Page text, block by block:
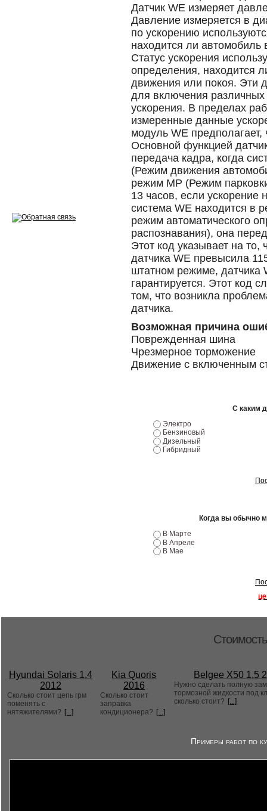
Датчик WE измеряет
Давление измеряется в
по ускорению
находится ли автомобиль
Статус ускорения
определения, находится
движения или покоя. Эти
для включения
ускорения. В пределах
измеренные данные
модуль WE
Основной функцией
передача кадра, когда
(Режим движения
режим MP (Режим
13 часов, если ускорение
система WE находится в
режим автоматического
распознавания), она
Этот код указывает на то,
датчика WE превысила
штатном режиме, датчика
гарантируется. Этот код
том, что возникла
датчика.
Возможная причина
Поврежденная шина
Чрезмерное торможение
Движение с включенным
С каким
Электро
Бензиновый
Дизельный
Гибридный
Когда вы обычно
В Марте
В Апреле
В Мае
Hyundai Solaris 1.4
2012
Сколько стоит цепь грм
поменять с
нятяжителями? [...]
Kia Quoris
2016
Сколько стоит
заправка
кондиционера? [...]
Belgee X50 1.5
Нужно сделать полную
тормозной жидкости под
сколько стоит? [...]
Примеры работ по